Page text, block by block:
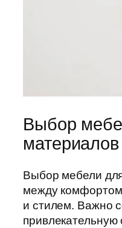
Выбор
материалов
Выбор мебели
между
и стилем. Важно
привлекательную